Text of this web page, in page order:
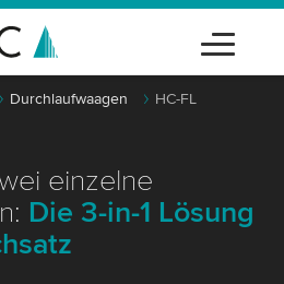
Durchlaufwaagen HC-FL
einzelne
Die 3-in-1 Lösung